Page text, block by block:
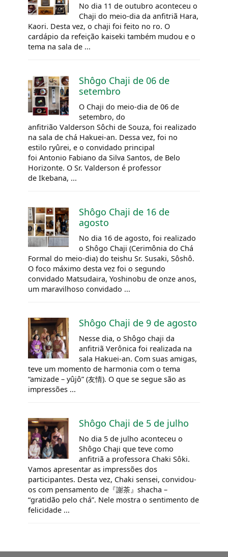
No dia 11 de outubro aconteceu o
Chaji do meio-dia da anfitriã Hara,
Kaori. Desta vez, o chaji foi feito no ro. O
cardápio da refeição kaiseki também mudou e o
tema na sala de ...
Shôgo Chaji de 06 de
setembro
O Chaji do meio-dia de 06 de
setembro, do
anfitrião Valderson Sôchi de Souza, foi realizado
na sala de chá Hakuei-an. Dessa vez, foi no
estilo ryûrei, e o convidado principal
foi Antonio Fabiano da Silva Santos, de Belo
Horizonte. O Sr. Valderson é professor
de Ikebana, ...
Shôgo Chaji de 16 de
agosto
No dia 16 de agosto, foi realizado
o Shôgo Chaji (Cerimônia do Chá
Formal do meio-dia) do teishu Sr. Susaki, Sôshô.
O foco máximo desta vez foi o segundo
convidado Matsudaira, Yoshinobu de onze anos,
um maravilhoso convidado ...
Shôgo Chaji de 9 de agosto
Nesse dia, o Shôgo chaji da
anfitriã Verônica foi realizada na
sala Hakuei-an. Com suas amigas,
teve um momento de harmonia com o tema
“amizade – yûjô” (友情). O que se segue são as
impressões ...
Shôgo Chaji de 5 de julho
No dia 5 de julho aconteceu o
Shôgo Chaji que teve como
anfitriã a professora Chaki Sôki.
Vamos apresentar as impressões dos
participantes. Desta vez, Chaki sensei, convidou-
os com pensamento de『謝茶』shacha –
“gratidão pelo chá”. Nele mostra o sentimento de
felicidade ...